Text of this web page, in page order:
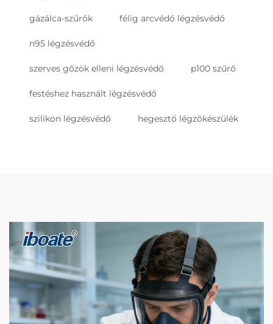
gázálca-szűrők félig arcvédő légzésvédő
n95 légzésvédő
szerves gőzök elleni légzésvédő p100 szűrő
festéshez használt légzésvédő
szilikon légzésvédő hegesztő légzőkészülék